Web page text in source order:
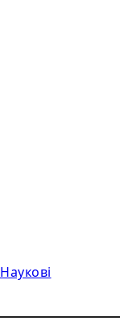
Наукові